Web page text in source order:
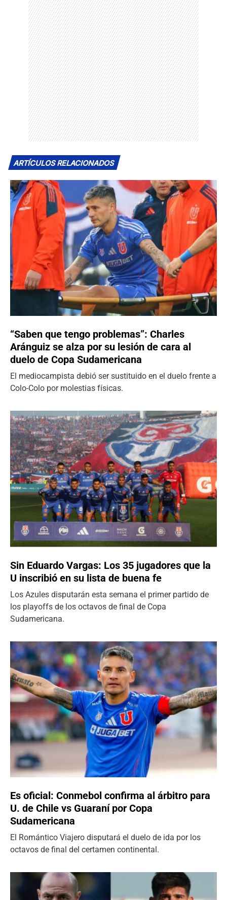
ARTÍCULOS RELACIONADOS
“Saben que tengo problemas”: Charles
Aránguiz se alza por su lesión de cara al
duelo de Copa Sudamericana
El mediocampista debió ser sustituido en el duelo frente a
Colo-Colo por molestias físicas.
Sin Eduardo Vargas: Los 35 jugadores que la
U inscribió en su lista de buena fe
Los Azules disputarán esta semana el primer partido de
los playoffs de los octavos de final de Copa
Sudamericana.
Es oficial: Conmebol confirma al árbitro para
U. de Chile vs Guaraní por Copa
Sudamericana
El Romántico Viajero disputará el duelo de ida por los
octavos de final del certamen continental.